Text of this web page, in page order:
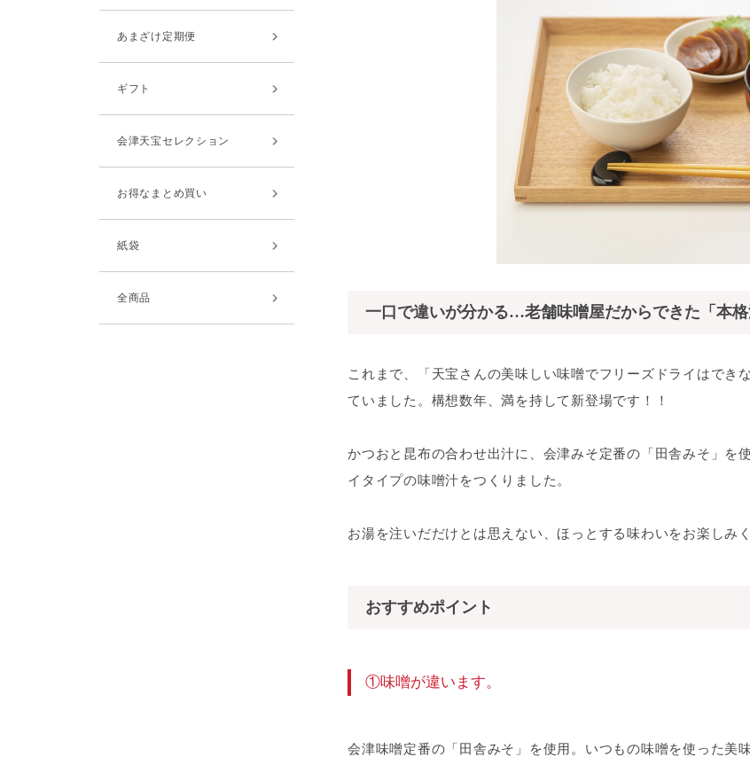
あまざけ定期便
ギフト
会津天宝セレクション
お得なまとめ買い
紙袋
全商品
一口で違いが分かる…老舗味噌屋だからできた「本
これまで、「天宝さんの美味しい味噌でフリーズドライはでき
ていました。構想数年、満を持して新登場です！！
かつおと昆布の合わせ出汁に、会津みそ定番の「田舎みそ」を
イタイプの味噌汁をつくりました。
お湯を注いだだけとは思えない、ほっとする味わいをお楽しみく
おすすめポイント
①味噌が違います。
会津味噌定番の「田舎みそ」を使用。いつもの味噌を使った